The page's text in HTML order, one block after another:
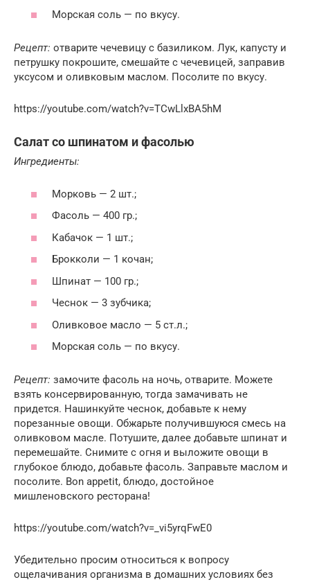
Морская соль — по вкусу.
Рецепт: отварите чечевицу с базиликом. Лук, капусту и
петрушку покрошите, смешайте с чечевицей, заправив
уксусом и оливковым маслом. Посолите по вкусу.
https://youtube.com/watch?v=TCwLlxBA5hM
Салат со шпинатом и фасолью
Ингредиенты:
Морковь — 2 шт.;
Фасоль — 400 гр.;
Кабачок — 1 шт.;
Брокколи — 1 кочан;
Шпинат — 100 гр.;
Чеснок — 3 зубчика;
Оливковое масло — 5 ст.л.;
Морская соль — по вкусу.
Рецепт: замочите фасоль на ночь, отварите. Можете
взять консервированную, тогда замачивать не
придется. Нашинкуйте чеснок, добавьте к нему
порезанные овощи. Обжарьте получившуюся смесь на
оливковом масле. Потушите, далее добавьте шпинат и
перемешайте. Снимите с огня и выложите овощи в
глубокое блюдо, добавьте фасоль. Заправьте маслом и
посолите. Bon appetit, блюдо, достойное
мишленовского ресторана!
https://youtube.com/watch?v=_vi5yrqFwE0
Убедительно просим относиться к вопросу
ощелачивания организма в домашних условиях без